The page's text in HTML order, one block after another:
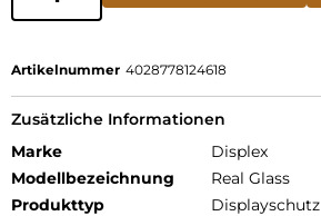
Artikelnummer 4028778124618
Zusätzliche Informationen
Marke
Displex
Modellbezeichnung
Real Glass
Produkttyp
Displayschutz